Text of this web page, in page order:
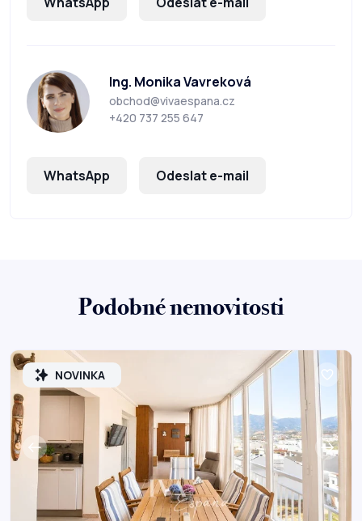
Ing. Monika Vavreková
obchod@vivaespana.cz
+420 737 255 647
WhatsApp Odeslat e-mail
Podobné nemovitosti
NOVINKA